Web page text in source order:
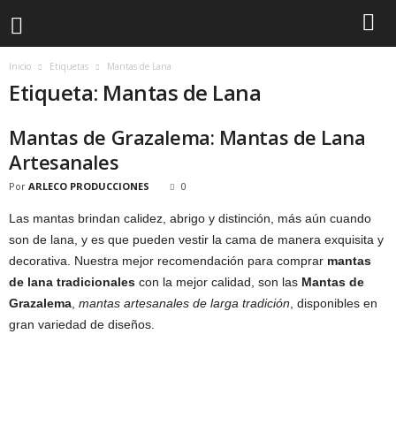
Inicio Etiquetas Mantas de Lana
Etiqueta: Mantas de Lana
Mantas de Grazalema: Mantas de Lana
Artesanales
Por ARLECO PRODUCCIONES 0
Las mantas brindan calidez, abrigo y distinción, más aún cuando
son de lana, y es que pueden vestir la cama de manera exquisita y
decorativa. Nuestra mejor recomendación para comprar mantas
de lana tradicionales con la mejor calidad, son las Mantas de
Grazalema mantas artesanales de larga tradición , disponibles en
gran variedad de diseños.